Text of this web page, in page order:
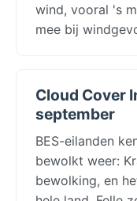
wind, vooral 's
mee bij
Cloud Cover
september
BES-eilanden
bewolkt weer:
bewolking, en